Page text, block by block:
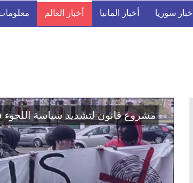
أخبار سوريا أخبار المانيا أخبار العالم
اتفاق تاريخي: دمج "قسد" في
الوطنية